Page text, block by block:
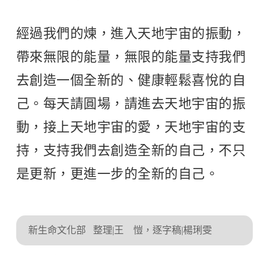
經過我們的煉，進入天地宇宙的振動，
帶來無限的能量，無限的能量支持我們
去創造一個全新的、健康輕鬆喜悅的自
己。每天請圓場，請進去天地宇宙的振
動，接上天地宇宙的愛，天地宇宙的支
持，支持我們去創造全新的自己，不只
是更新，更進一步的全新的自己。
新生命文化部 整理|王 愷，逐字稿|楊琍雯